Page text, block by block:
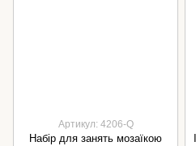
Артикул: 4206-Q
Набір для занять мозаїкою